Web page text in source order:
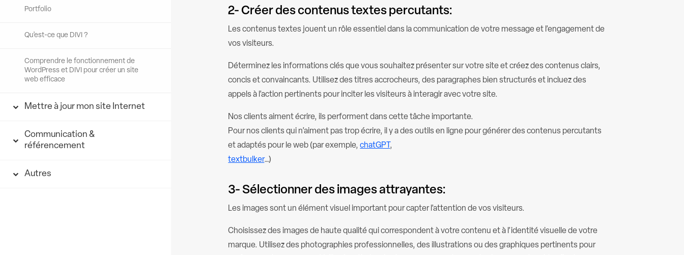
Portfolio
Qu’est-ce que DIVI ?
Comprendre le fonctionnement de
WordPress et DIVI pour créer un site
web efficace
Mettre à jour mon site Internet
Communication &
référencement
Autres
2- Créer des contenus textes percutants:
Les contenus textes jouent un rôle essentiel dans la communication de votre message et l’engagement de
vos visiteurs.
Déterminez les informations clés que vous souhaitez présenter sur votre site et créez des contenus clairs,
concis et convaincants. Utilisez des titres accrocheurs, des paragraphes bien structurés et incluez des
appels à l’action pertinents pour inciter les visiteurs à interagir avec votre site.
Nos clients aiment écrire, ils performent dans cette tâche importante.
Pour nos clients qui n’aiment pas trop écrire, il y a des outils en ligne pour générer des contenus percutants
et adaptés pour le web (par exemple,chatGPT ,
textbulker…)
3- Sélectionner des images attrayantes:
Les images sont un élément visuel important pour capter l’attention de vos visiteurs.
Choisissez des images de haute qualité qui correspondent à votre contenu et à l’identité visuelle de votre
marque. Utilisez des photographies professionnelles, des illustrations ou des graphiques pertinents pour